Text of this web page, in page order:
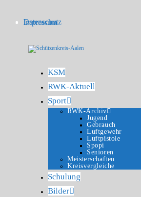
Datenschutz
Impressum
KSM
RWK-Aktuell
Sport
RWK-Archiv
Jugend
Gebrauch
Luftgewehr
Luftpistole
Spopi
Senioren
Meisterschaften
Kreisvergleiche
Schulung
Bilder